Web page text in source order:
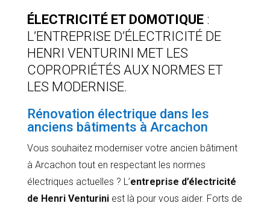
ÉLECTRICITÉ ET DOMOTIQUE:
L’ENTREPRISE D’ÉLECTRICITÉ DE
HENRI VENTURINI MET LES
COPROPRIÉTÉS AUX NORMES ET
LES MODERNISE.
Rénovation électrique dans les
anciens bâtiments à Arcachon
Vous souhaitez moderniser votre ancien bâtiment
à Arcachon tout en respectant les normes
électriques actuelles ? L’entreprise d’électricité
de Henri Venturiniest là pour vous aider. Forts de